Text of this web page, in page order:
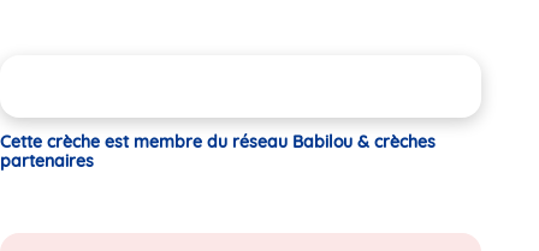
Cette crèche est membre du réseau Babilou & crèches
partenaires